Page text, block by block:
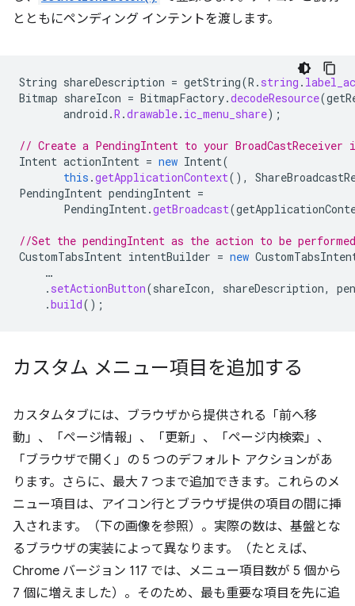
とともにペンディング インテントを渡します。
String shareDescription = getString(R . string .
Bitmap shareIcon = BitmapFactory.decodeResource(
android .R .drawable. ic_menu_share);
// Create a PendingIntent to your BroadCastReceiver
Intent actionIntent = new Intent(
this .getApplicationContext(),
PendingIntent pendingIntent =
PendingIntent.getBroadcast(
//Set the pendingIntent as the action to be
CustomTabsIntent intentBuilder = new
…
. setActionButton(shareIcon, shareDescription,
.build();
カスタム メニュー項目を追加する
カスタムタブには、ブラウザから提供される「前へ移
動」、「ページ情報」、「更新」、「ページ内検索」、
「ブラウザで開く」の 5 つのデフォルト アクションがあ
ります。さらに、最大 7 つまで追加できます。これらのメ
ニュー項目は、アイコン行とブラウザ提供の項目の間に挿
入されます。（下の画像を参照）。実際の数は、基盤とな
るブラウザの実装によって異なります。（たとえば、
Chrome バージョン 117 では、メニュー項目数が 5 個から
7 個に増えました）。そのため、最も重要な項目を先に追